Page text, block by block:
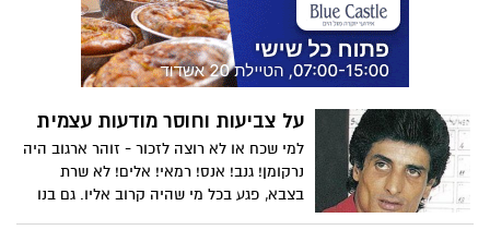
(סיביר). 20 מדינות השתתפו בתחרות
והשתיים הרשימו במיוחד בתרגילים
אקרובטיים בגובה ללא רצועות. השתיים
מועמדות להשתתף באולמפיאדת קרקס
על צביעות וחוסר מודעות עצמית
למי שכח או לא רוצה לזכור - זוהר ארגוב היה
נרקומן! גנב! אנס! רמאי! אלים! לא שרת
בצבא, פגע בכל מי שהיה קרוב אליו. גם בנו